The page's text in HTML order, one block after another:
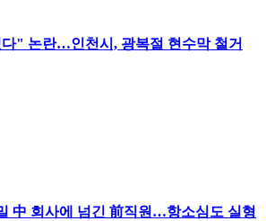
" 논란…인천시, 광복절 현수막 철거
中 회사에 넘긴 前직원…항소심도 실형